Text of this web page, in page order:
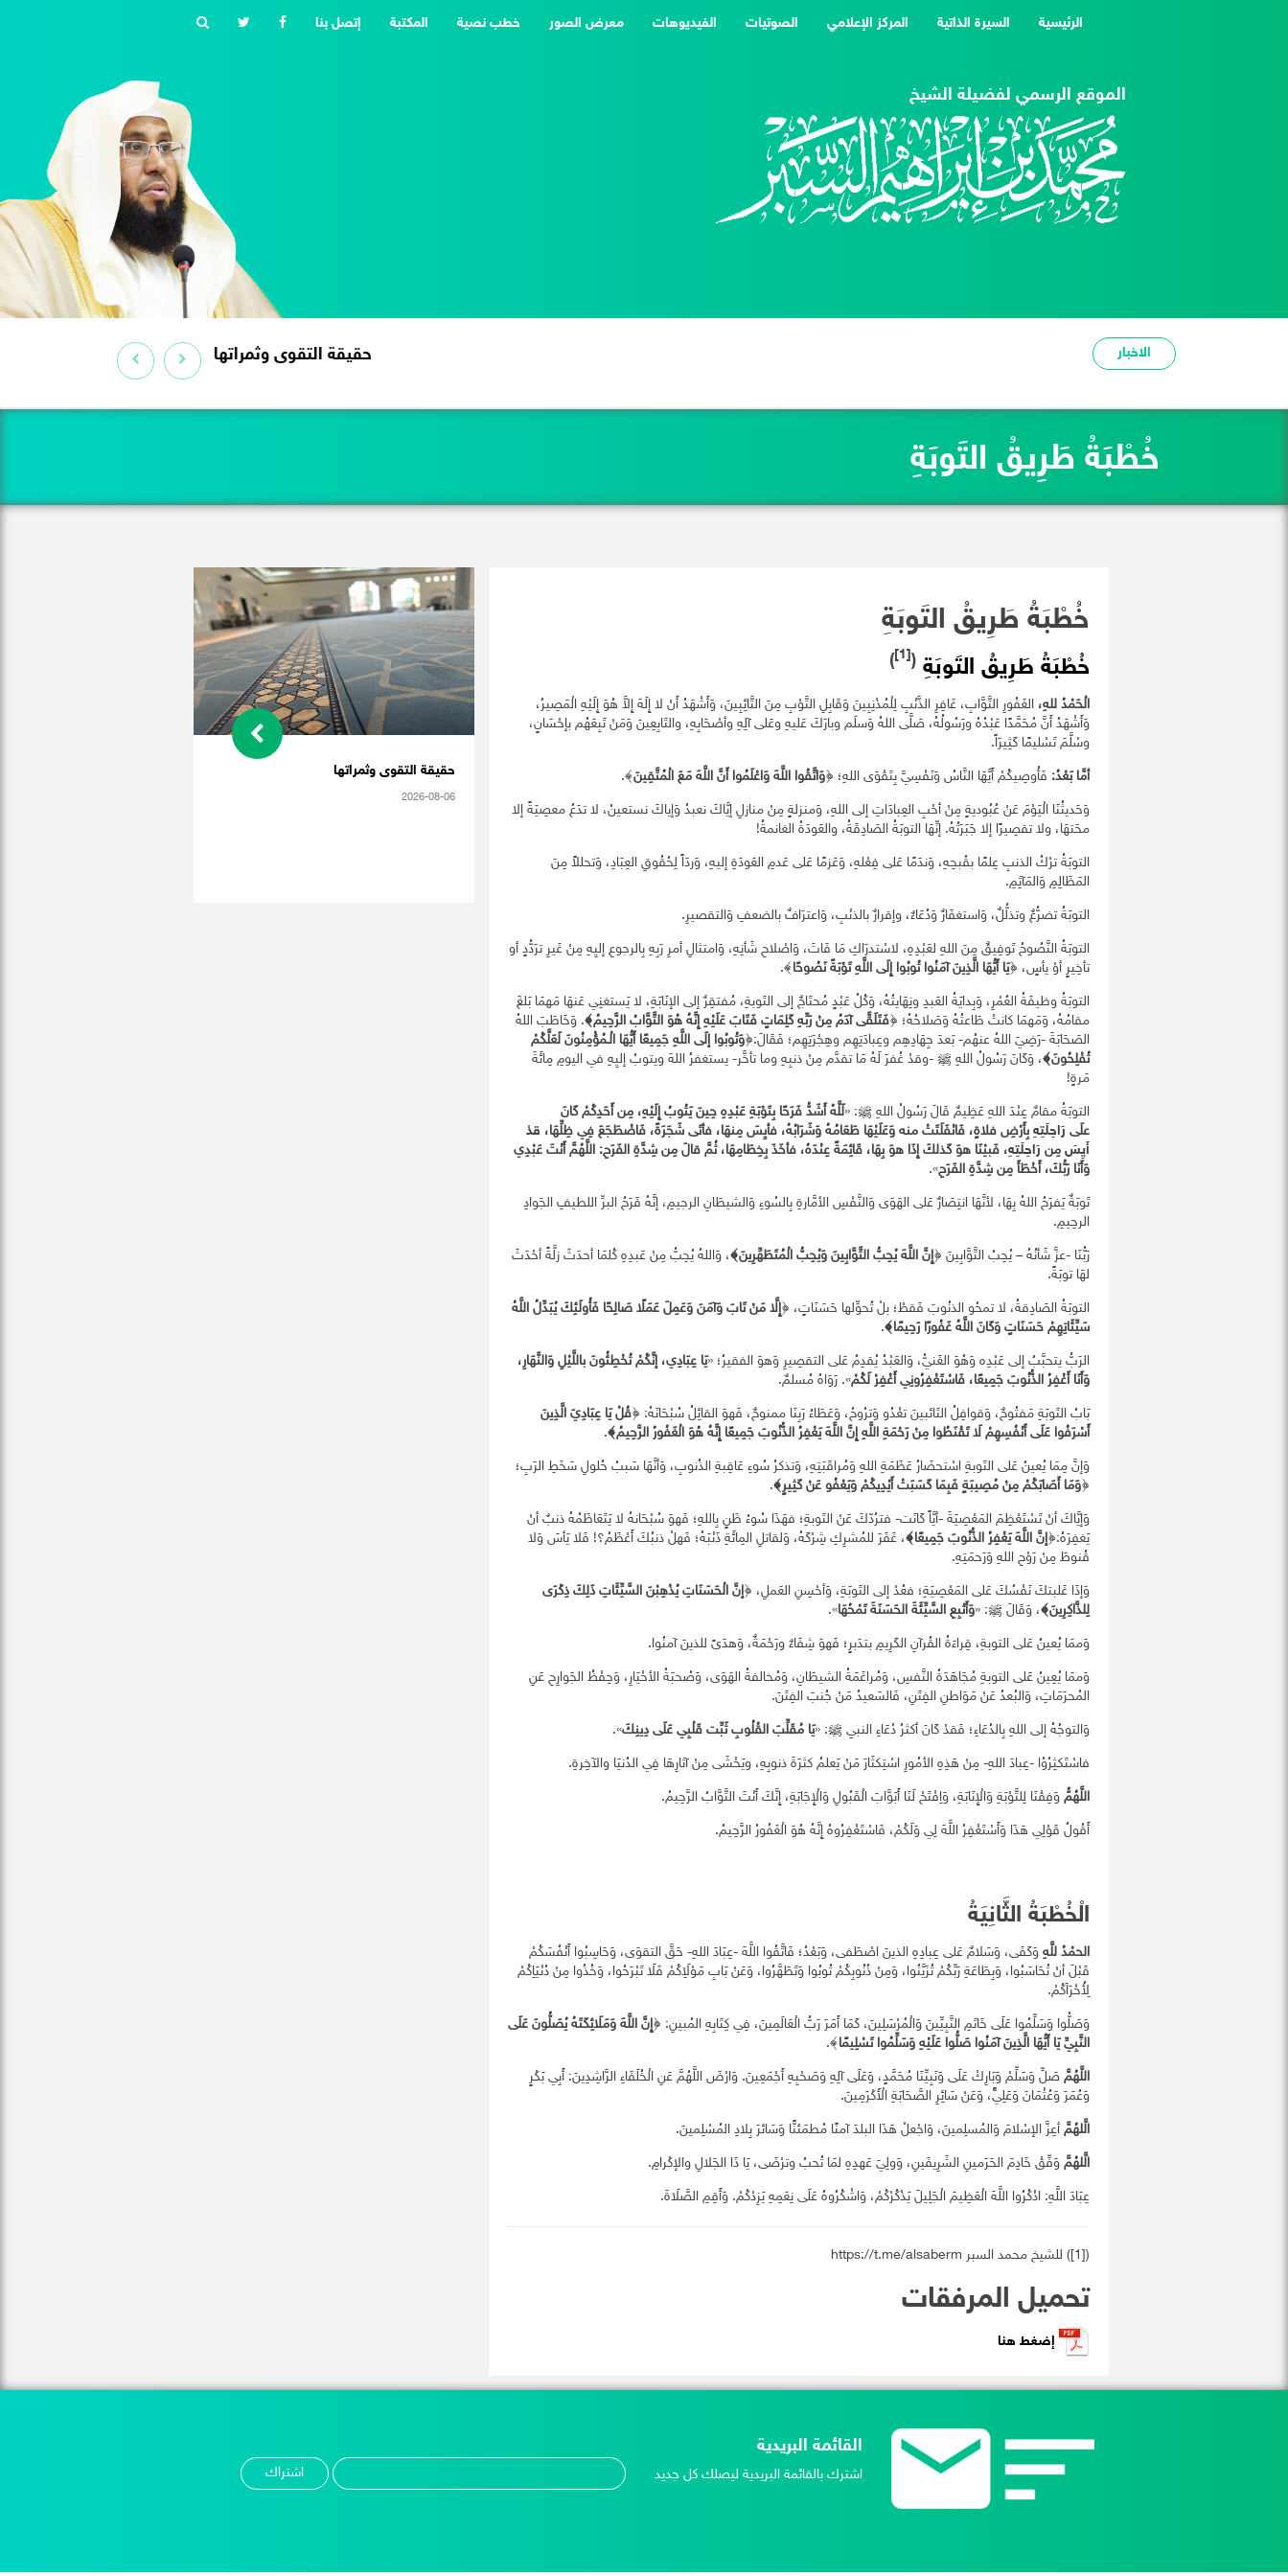
الرئيسية
(current) السيرة الذاتية المركز الإعلامي الصوتيات الفيديوهات معرض الصور خطب نصية المكتبة إتصل بنا
الموقع الرسمي لفضيلة الشيخ
الاخبار
خُطْبَةُ طَرِيقُ التَوبَةِ
خُطْبَةُ طَرِيقُ التَوبَةِ
خُطْبَةُ طَرِيقُ التَوبَةِ (
[1]
)
الْحَمْدُ للهِ، الغَفُورِ التَّوَّابِ، غَافِرِ الذَّنْبِ لِلْمُذْنِبِينَ وَقَابِلِ التَّوْبِ مِنَ التَّائِبِينَ، وَأَشْهَدُ أَنْ لا إِلَهَ إِلاَّ هُوَ إِلَيْهِ الْمَصِيرُ،
وَأَشْهَدُ أَنَّ مُحَمَّدًا عَبْدُهُ ورَسُولُهُ، صَلَّى اللهُ وَسلَم وبارَكَ عَليهِ وعَلى آلِهِ وأصْحَابِهِ، والتَابِعِينَ وَمَنْ تَبِعَهُم بإحْسَانٍ،
وسْلَّمَ تَسْليمًا كَثِيرَاً.
أمَّا بَعْدُ: فَأُوصِيكُمْ أَيَّهَا النَّاسُ وَنَفْسِيَّ بِتَقْوَى اللهِ؛ ﴿وَاتَّقُوا اللَّهَ وَاعْلَمُوا أَنَّ اللَّهَ مَعَ الْمُتَّقِينَ﴾.
وَحَديثُنَا الْيَوْمَ عَنْ عُبُوديةٍ مِنْ أحْبِ العِبادَاتِ إلى اللهِ، وَمنزلةٍ مِنْ منازلِ إيَّاكَ نعبدُ وَإياكَ نستعينُ، لا تدَعُ معصِيَةً إلا
محَتهَا، ولا تقصِيرًا إلا جَبَرَتُهُ. إنِّهَا التوبَةُ الصَادِقَةُ، والعَودَةُ الغانمةُ!
التوبَةُ ترْكُ الذنبِ عِلمًا بقُبحِهِ، وَندَمًا عَلى فِعْلهِ، وَعَزمًا عَلى عَدمِ العَودَةِ إليهِ، وَردَاً لِحُقُوقِ العِبَادِ، وَتحللاً مِنَ
المَظَالِمِ وَالمَآثِمِ.
التوبَةُ تضرُّعٌ وتذلُّلٌ، وَاستغفَارٌ وَدُعَاءٌ، وإقرارٌ بالذنْبِ، وَاعترَافٌ بالضعفِ وَالتقصيرِ.
التوبَةُ النَّصُوحُ تَوفِيقٌ مِنَ اللهِ لعَبْدِهِ، لاسْتدرَاكِ مَا فَاتَ، وَاصْلاحِ شَأنِهِ، وَامتثالِ أمرِ رَبِهِ بِالرجوعِ إليِهِ مِنْ غَيرِ ترَدُّدٍ أو
تأخِيرٍ أوْ يأسٍ، ﴿يَا أَيُّهَا الَّذِينَ آمَنُوا تُوبُوا إِلَى اللَّهِ تَوْبَةً نَصُوحًا﴾.
التوبَةُ وظيفَةُ العُمْرِ، وَبِدايَةُ العَبدِ ونِهَايتُهُ، وَكُلُ عَبْدٍ مُحتَاجٌ إلى التَوبةِ، مُفتقِرٌ إلى الإنَابَةِ، لا يَستغنِي عَنهَا مَهمَا بَلغَ
مقامُهُ، وَمَهمَا كانتْ طَاعتُهُ وَصَلاحُهُ؛ ﴿فَتَلَقَّى آدَمُ مِنْ رَبِّهِ كَلِمَاتٍ فَتَابَ عَلَيْهِ إِنَّهُ هُوَ التَّوَّابُ الرَّحِيمُ﴾. وَخَاطَبَ اللهُ
الصَحَابَةَ -رَضِيَ اللهُ عنهُم- بَعدَ جِهَادِهِم وعِبادَتِهِم وهِجْرَتِهِم؛ فَقَالَ:﴿وَتُوبُوا إلَى اللَّهِ جَمِيعًا أَيُّهَا الْـمُؤْمِنُونَ لَعَلَّكُمْ
تُفْلِحُونَ﴾، وَكَانَ رَسُولُ اللهِ ﷺ -وقدْ غُفرَ لَهُ مَا تقدَّم مِنْ ذنبِهِ وما تأخَّر- يستغفرُ اللهَ ويتوبُ إليِهِ في اليومِ مِائَةَ
مَرةٍ!
التوبَةُ مقامٌ عِنْدَ اللهِ عَظِيمٌ قَالَ رَسُولُ اللهِ ﷺ: «لَلَّهُ أَشَدُّ فَرَحًا بِتَوْبَةِ عَبْدِهِ حِينَ يَتُوبُ إِلَيْهِ، مِن أَحَدِكُمْ كَانَ
علَى رَاحِلَتِهِ بِأَرْضِ فلاةٍ، فَانْفَلَتَتْ منه وَعَلَيْهَا طَعَامُهُ وَشَرَابُهُ، فأيِسَ مِنهَا، فأتَى شَجَرَةً، فَاضْطَجَعَ فِي ظِلِّهَا، قدْ
أَيِسَ مِن رَاحِلَتِهِ، فَبيْنَا هوَ كَذلكَ إِذَا هوَ بِهَا، قَائِمَةً عِنْدَهُ، فأخَذَ بِخِطَامِهَا، ثُمَّ قالَ مِن شِدَّةِ الفَرَحِ: اللَّهُمَّ أَنْتَ عَبْدِي
وَأَنَا رَبُّكَ، أَخْطَأَ مِن شِدَّةِ الفَرَحِ».
تَوبَةٌ يَفرَحُ اللهُ بِهَا، لأنَّهَا انتِصَارٌ عَلى الهَوَى وَالنَّفْسِ الأمَّارةِ بِالسُوءِ وَالشيطَانِ الرجيمِ، إنَّهُ فَرَحُ البرِّ اللطيفِ الجَوادِ
الرحِيمِ.
رَبُّنَا -عزَّ شَأنُهُ – يُحِبُ التَّوَّابِينَ ﴿إِنَّ اللَّهَ يُحِبُّ التَّوَّابِينَ وَيُحِبُّ الْمُتَطَهِّرِينَ﴾، وَاللهُ يُحِبُّ مِنْ عَبدِهِ كُلمَا أحدَثَ زلَّةً أحْدَثَ
لهَا توبَةً.
التوبَةُ الصَادِقةُ، لا تمحُو الذنُوبَ فَقطْ؛ بلْ تُحوِّلها حَسَنَاتٍ، ﴿إِلَّا مَنْ تَابَ وَآمَنَ وَعَمِلَ عَمَلًا صَالِحًا فَأُولَئِكَ يُبَدِّلُ اللَّهُ
سَيِّئَاتِهِمْ حَسَنَاتٍ وَكَانَ اللَّهُ غَفُورًا رَحِيمًا﴾.
الرَبُّ يتحبَّبُ إلى عَبْدِه وَهُوَ الغَنيُّ، وَالعَبْدُ يُقدِمُ عَلى التقصِيرِ وَهوَ الفقيرُ؛ «يَا عِبَادِي، إنَّكُمْ تُخْطِئُونَ باللَّيْلِ وَالنَّهَارِ،
وَأَنَا أَغْفِرُ الذُّنُوبَ جَمِيعًا، فَاسْتَغْفِرُونِي أَغْفِرْ لَكُمْ». رَوَاهُ مُسلمٌ.
بَابُ التَوبَةِ مَفتُوحٌ، وَقوافِلُ التَائبينَ تغْدُو وَترُوحُ، وَعَطَاءُ رَبِنَا ممنوحٌ، فَهوَ القائِلُ سُبْحَانَهُ: ﴿قُلْ يَا عِبَادِيَ الَّذِينَ
أَسْرَفُوا عَلَى أَنْفُسِهِمْ لَا تَقْنَطُوا مِنْ رَحْمَةِ اللَّهِ إِنَّ اللَّهَ يَغْفِرُ الذُّنُوبَ جَمِيعًا إِنَّهُ هُوَ الْغَفُورُ الرَّحِيمُ﴾.
وَإنَّ مِمَا يُعينُ عَلى التَوبةِ اسْتحضَارُ عَظَمَةِ اللهِ وَمُراقَبَتِهِ، وَتذكرُ سُوءِ عَاقِبةِ الذُنوبِ، وَأنَّهَا سَببُ حُلولِ سَخَطِ الرَبِ؛
﴿وَمَا أَصَابَكُمْ مِنْ مُصِيبَةٍ فَبِمَا كَسَبَتْ أَيْدِيكُمْ وَيَعْفُو عَنْ كَثِيرٍ﴾.
وَإيَّاكَ أنْ تَسْتَعْظِمَ المَعْصِيَةَ -أيَّاً كَانَت- فترُدّكَ عَنْ التَوبةِ؛ فهَذَا سُوءُ ظَنٍ بِاللهِ؛ فَهوَ سُبْحَانهُ لا يَتَعَاظَمُهُ ذنبٌ أنْ
يَغفِرَهُ:﴿إنَّ اللَّهَ يَغْفِرُ الذُّنُوبَ جَمِيعًا﴾، غَفَرَ للمُشرِكِ شِرْكَهُ، وَلقاتلِ المِائَةِ ذَنْبَهُ؛ فَهلْ ذنبُكَ أَعْظَمُ؟! فَلا يَأسَ وَلا
قُنوطَ مِنْ رَوْحِ اللهِ وَرَحمَتِهِ.
وَإذَا غَلبتكَ نَفْسُكَ عَلى المَعْصِيَةِ؛ فعُدْ إلى التَوبَةِ، وَأحْسِنِ العَملِ، ﴿إنَّ الْحَسَنَاتِ يُذْهِبْنَ السَّيِّئَاتِ ذَلِكَ ذِكْرَى
لِلذَّاكِرِينَ﴾، وَقَالَ ﷺ: «وَأَتْبِعِ السَّيِّئَةَ الحَسَنَةَ تَمْحُهَا».
وَممَا يُعينُ عَلى التوبةِ، قِراءَةُ القُرآنِ الكَرِيمِ بتدَبرٍ؛ فَهوَ شِفَاءٌ ورَحْمَةٌ، وَهدَىً للذينَ آمنُوا.
وَممَا يُعِينُ عَلى التوبةِ مُجَاهَدَةُ النَّفسِ، وَمُراغَمَةُ الشيطَانِ، وَمُخالفةُ الهَوَى، وَصُحبَةُ الأخْيَارِ، وَحِفْظُ الجَوارِحِ عَنِ
المُحرَمَاتِ، وَالبُعدُ عَنْ مَوَاطنِ الفِتَنِ، فَالسَعيدُ مَنْ جُنبَ الفِتَنَ.
وَالتوجُهُ إلى اللهِ بِالدُعَاءِ؛ فَقدْ كَانَ أكثرُ دُعَاءِ النبيِ ﷺ: «يَا مُقَلِّبَ القُلُوبِ ثَبِّت قَلْبِي عَلَى دِينِكَ».
فاسْتَكثِرُوُا -عِبادَ اللهِ- مِنْ هَذِهِ الأمُورِ اسْتِكثَارَ مَنْ يَعلمُ كثرَةَ ذنوبِهِ، ويَخْشَى مِنْ آثارِهَا فِي الدُنيَا والآخِرةِ.
اللَّهُمُّوَفِقْنَا لِلتَّوْبَةِ وَالْإِنَابَةِ، وَاِفْتَحْ لَنَا أَبَوَّابَ الْقَبُولِ وَالْإِجَابَةِ، إِنَّكَ أَنْتَ التَّوَّابُ الرَّحِيمُ.
أَقُولُ قَوْلِي هَذَا وَأَسْتَغْفِرُ اللَّهَ لِي وَلَكُمْ، فَاسْتَغْفِرُوهُ إِنَّهُ هُوَ الْغَفُورُ الرَّحِيمُ.
الْخُطْبَةُ الثَّانِيَةُ
الحمْدُ للَّهِ وَكَفَى، وَسَلامٌ عَلى عِبادِهِ الذينَ اصْطَفى، وَبَعْدُ؛ فَاتَّقُوا اللَّهَ -عِبَادَ اللهِ- حَقَّ التقوَى، وَحَاسِبُوا أَنْفُسَكُمْ
قَبْلَ أنْ تُحَاسَبُوا، وَبِطَاعَةِ رَبِّكُمْ تُزَيَّنُوا، وَمِنْ ذُنُوبِكُمْ تُوبُوا وَتَطَهَّرُوا، وَعَنْ بَابِ مَوْلَاِكُمْ فَلَا تَبْرَحُوا، وَخُذُوا مِنْ دُنْيَاِكُمْ
لِأُخْرَاَكُمْ.
وَصَلُّوا وَسَلِّمُوا عَلَى خَاتَمِ النَّبِيِّينَ وَالْمُرْسَلِينَ، كَمَا أَمَرَ رَبُّ الْعَالَمِينَ، فِي كِتَابِهِ المُبينِ: ﴿إِنَّ اللَّهَ وَمَلَائِكَتَهُ يُصَلُّونَ عَلَى
النَّبِيِّ يَا أَيُّهَا الَّذِينَ آمَنُوا صَلُّوا عَلَيْهِ وَسَلِّمُوا تَسْلِيمًا﴾.
اللَّهُمَّصَلِّ وَسَلِّمْ وَبَارِكْ عَلَى وَنَبِيِّنَا مُحَمَّدٍ، وَعَلَى آلِهِ وَصَحْبِهِ أَجْمَعِينَ. وَارْضَ اللَّهُمَّ عَنِ الْخُلَفَاءِ الرَّاشِدِينَ: أَبِي بَكْرٍ
وَعُمَرَ وَعُثْمَانَ وَعَلِيٍّ، وَعَنْ سَائِرِ الصَّحَابَةِ الْأَكْرَمِينَ.
الَّلهُمَّأعِزَّ الإسْلامَ وَالمُسلِمينَ، وَاجْعلْ هَذَا البلدَ آمنًا مُطمَئنًّا وَسَائرَ بِلادِ المُسْلِمينَ.
الَّلهُمَّوَفِّقْ خَادِمَ الحَرَمينِ الشَرِيفَينِ، وَولِيَ عَهدِهِ لمَا تُحبُ وترْضَى، يَا ذَا الجَلالِ والإكْرامِ.
عِبَادَ اللَّهِ: اذْكُرُوا اللَّهَ الْعَظِيمَ الْجَلِيلَ يَذْكُرْكُمْ، وَاشْكُرُوهُ عَلَى نِعَمِهِ يَزِدْكُمْ. وَأَقِمِ الصَّلَاةَ.
([1]) للشيخ محمد السبر https://t.me/alsaberm
تحميل المرفقات
إضغط هنا
حقيقة التقوى وثمراتها
2026-08-06
القائمة البريدية
اشترك بالقائمة البريدية ليصلك كل جديد